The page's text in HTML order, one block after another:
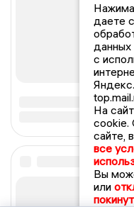
даете
данных
с
На
cookie.
сайте,
все
Вы
или